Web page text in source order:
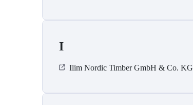
I
Ilim Nordic Timber GmbH & Co. KG